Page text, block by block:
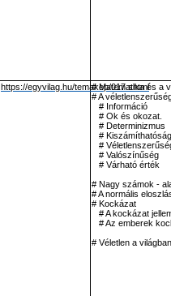
https://egyvilag.hu/temakep/017.shtml
# Matematika és a
# A
# Információ
# Ok és okozat.
# Determinizmus
# Kiszámíthatóság
#
# Valószínűség
# Várható érték
# Nagy számok -
# A normális
# Kockázat
# A kockázat
# Az emberek
# Véletlen a világban